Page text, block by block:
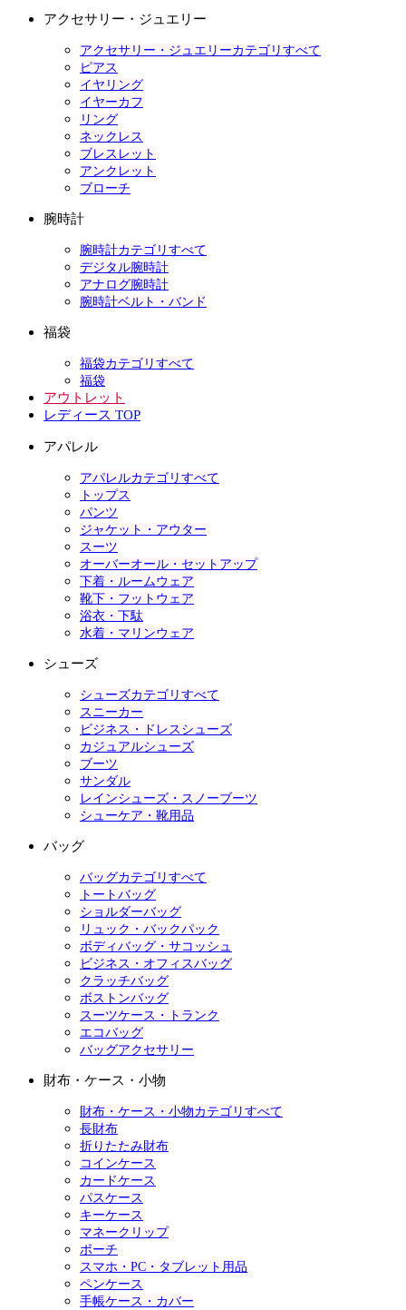
アクセサリー・ジュエリー
アクセサリー・ジュエリーカテゴリすべて
ピアス
イヤリング
イヤーカフ
リング
ネックレス
ブレスレット
アンクレット
ブローチ
腕時計
腕時計カテゴリすべて
デジタル腕時計
アナログ腕時計
腕時計ベルト・バンド
福袋
福袋カテゴリすべて
福袋
アウトレット
レディース TOP
アパレル
アパレルカテゴリすべて
トップス
パンツ
ジャケット・アウター
スーツ
オーバーオール・セットアップ
下着・ルームウェア
靴下・フットウェア
浴衣・下駄
水着・マリンウェア
シューズ
シューズカテゴリすべて
スニーカー
ビジネス・ドレスシューズ
カジュアルシューズ
ブーツ
サンダル
レインシューズ・スノーブーツ
シューケア・靴用品
バッグ
バッグカテゴリすべて
トートバッグ
ショルダーバッグ
リュック・バックパック
ボディバッグ・サコッシュ
ビジネス・オフィスバッグ
クラッチバッグ
ボストンバッグ
スーツケース・トランク
エコバッグ
バッグアクセサリー
財布・ケース・小物
財布・ケース・小物カテゴリすべて
長財布
折りたたみ財布
コインケース
カードケース
パスケース
キーケース
マネークリップ
ポーチ
スマホ・PC・タブレット用品
ペンケース
手帳ケース・カバー